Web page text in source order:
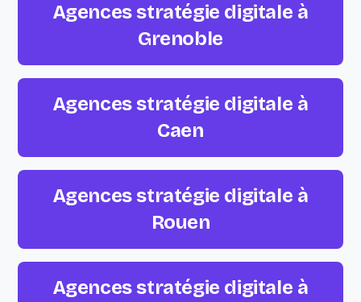
Agences stratégie digitale à
Grenoble
Agences stratégie digitale à
Caen
Agences stratégie digitale à
Rouen
Agences stratégie digitale à